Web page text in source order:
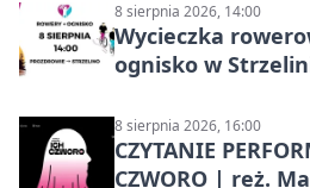
8 sierpnia 2026, 14:00
Wycieczka
ognisko w
8 sierpnia 2026, 16:00
CZYTANIE
CZWORO | reż.